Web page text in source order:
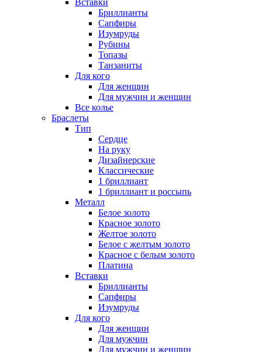
Вставки
Бриллианты
Сапфиры
Изумруды
Рубины
Топазы
Танзаниты
Для кого
Для женщин
Для мужчин и женщин
Все колье
Браслеты
Тип
Сердце
На руку
Дизайнерские
Классические
1 бриллиант
1 бриллиант и россыпь
Металл
Белое золото
Красное золото
Желтое золото
Белое с желтым золото
Красное с белым золото
Платина
Вставки
Бриллианты
Сапфиры
Изумруды
Для кого
Для женщин
Для мужчин
Для мужчин и женщин